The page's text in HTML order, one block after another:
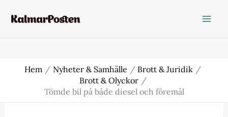
Hem Nyheter & Samhälle
Brott & Juridik
Brott & Olyckor
Tömde bil på både diesel och föremål